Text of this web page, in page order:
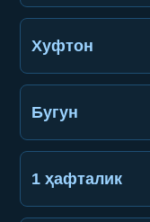
Хуфтон
Бугун
1 ҳафталик